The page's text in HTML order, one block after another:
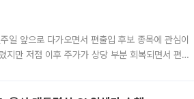
앞으로 다가오면서 편출입 후보 종목에 관심이
지만 저점 이후 주가가 상당 부분 회복되면서 편입